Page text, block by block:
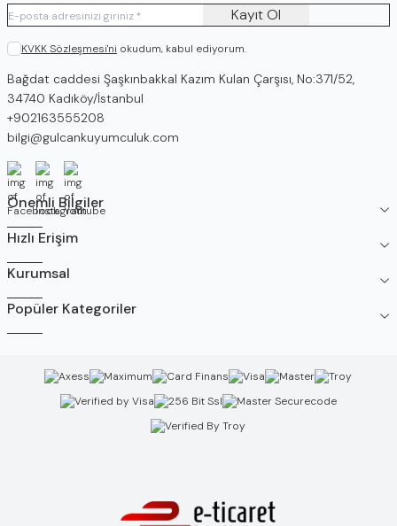
Kayıt Ol
KVKK Sözleşmesi'ni okudum, kabul ediyorum.
Adres
Bağdat caddesi Şaşkınbakkal Kazım Kulan Çarşısı, No:371/52,
34740 Kadıköy/İstanbul
Telefon
+902163555208
E-Posta
bilgi@gulcankuyumculuk.com
Facebook
İnstagramYoutube
Önemli Bilgiler
Hızlı Erişim
Kurumsal
Popüler Kategoriler